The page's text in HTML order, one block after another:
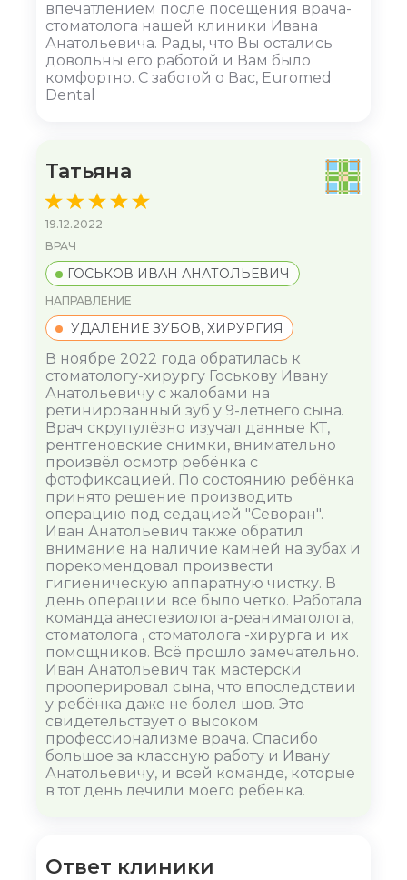
впечатлением после посещения врача-
стоматолога нашей клиники Ивана
Анатольевича. Рады, что Вы остались
довольны его работой и Вам было
комфортно. С заботой о Вас, Euromed
Dental
Татьяна
19.12.2022
ВРАЧ
ГОСЬКОВ ИВАН АНАТОЛЬЕВИЧ
НАПРАВЛЕНИЕ
УДАЛЕНИЕ ЗУБОВ, ХИРУРГИЯ
В ноябре 2022 года обратилась к
стоматологу-хирургу Госькову Ивану
Анатольевичу с жалобами на
ретинированный зуб у 9-летнего сына.
Врач скрупулёзно изучал данные КТ,
рентгеновские снимки, внимательно
произвёл осмотр ребёнка с
фотофиксацией. По состоянию ребёнка
принято решение производить
операцию под седацией "Севоран".
Иван Анатольевич также обратил
внимание на наличие камней на зубах и
порекомендовал произвести
гигиеническую аппаратную чистку. В
день операции всё было чётко. Работала
команда анестезиолога-реаниматолога,
стоматолога , стоматолога -хирурга и их
помощников. Всё прошло замечательно.
Иван Анатольевич так мастерски
прооперировал сына, что впоследствии
у ребёнка даже не болел шов. Это
свидетельствует о высоком
профессионализме врача. Спасибо
большое за классную работу и Ивану
Анатольевичу, и всей команде, которые
в тот день лечили моего ребёнка.
Ответ клиники